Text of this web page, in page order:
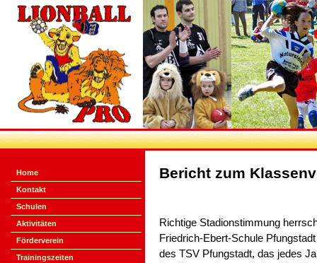
Home
Kontakt
Schulen
Aktivitäten
Förderverein
Trainingszeiten
Bericht zum
Richtige Stadionstimmung
Friedrich-Ebert-Schule
des TSV Pfungstadt, das jedes